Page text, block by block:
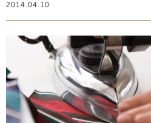
2014.04.10